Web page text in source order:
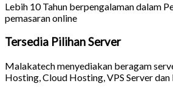
Lebih 10 Tahun berpengalaman dalam
pemasaran online
Tersedia Pilihan Server
Malakatech menyediakan beragam
Hosting, Cloud Hosting, VPS Server dan